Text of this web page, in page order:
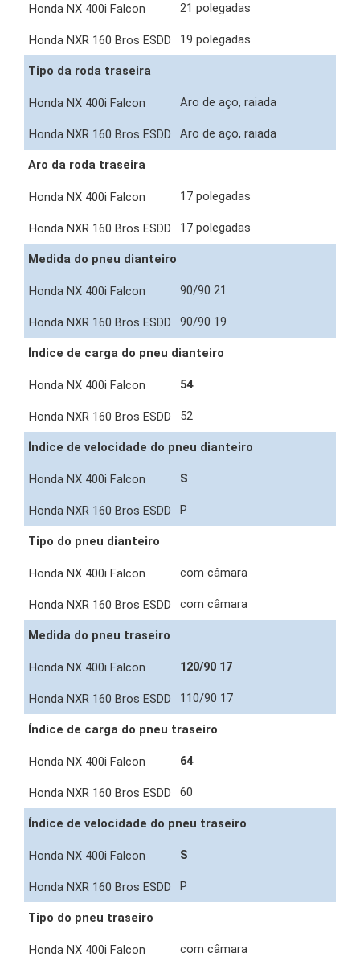
21 polegadas
19 polegadas
Tipo da roda traseira
Aro de aço, raiada
Aro de aço, raiada
Aro da roda traseira
17 polegadas
17 polegadas
Medida do pneu dianteiro
90/90 21
90/90 19
Índice de carga do pneu dianteiro
54
52
Índice de velocidade do pneu dianteiro
S
P
Tipo do pneu dianteiro
com câmara
com câmara
Medida do pneu traseiro
120/90 17
110/90 17
Índice de carga do pneu traseiro
64
60
Índice de velocidade do pneu traseiro
S
P
Tipo do pneu traseiro
com câmara